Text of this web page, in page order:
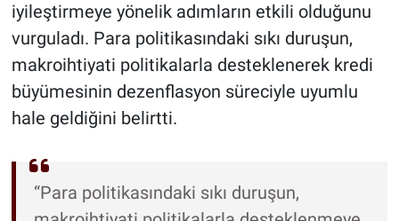
iyileştirmeye yönelik adımların etkili olduğunu
vurguladı. Para politikasındaki sıkı duruşun,
makroihtiyati politikalarla desteklenerek kredi
büyümesinin dezenflasyon süreciyle uyumlu
hale geldiğini belirtti.
“Para politikasındaki sıkı duruşun,